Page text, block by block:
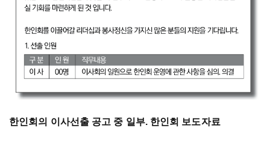
한인회의 이사선출 공고 중 일부. 한인회 보도자료